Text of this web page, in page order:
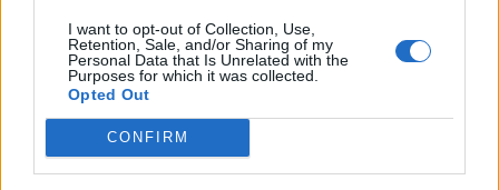
I want to opt-out of Collection, Use,
Retention, Sale, and/or Sharing of my
Personal Data that Is Unrelated with the
Purposes for which it was collected.
Opted Out
CONFIRM
01.10.25
Ο θρυλικός free solo αναρριχητής ετοιμάζεται να ανέβει χωρίς
σχοινιά στον ουρανοξύστη-σύμβολο της Ταϊβάν, σε ένα δίωρο
live τηλεοπτικό υπερθέαμα του Netflix με τίτλο Skyscraper
Live.